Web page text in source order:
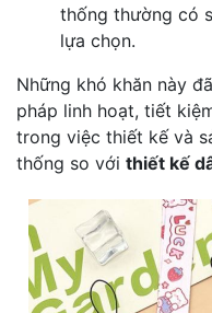
thống thường có
lựa chọn.
Những khó khăn này
pháp linh hoạt, tiết
trong việc thiết kế và
thống so với thiết kế